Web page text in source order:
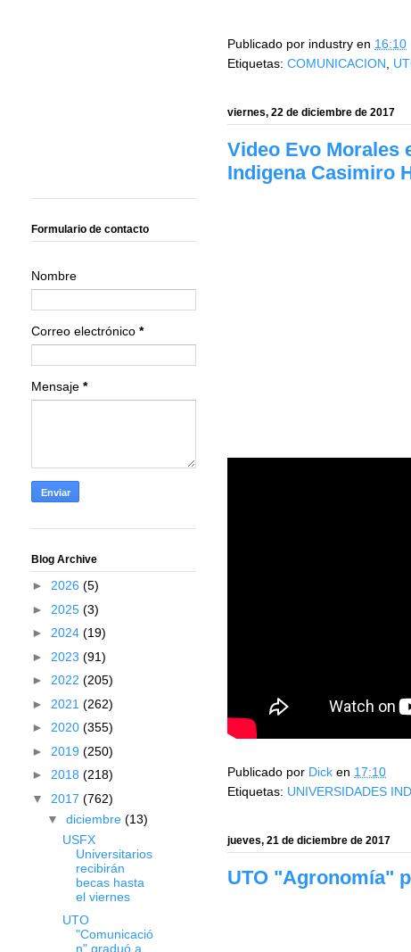
Publicado por industry en 16:10
Etiquetas: COMUNICACION
viernes, 22 de diciembre de 2017
Video Evo Morales
Indigena Casimiro
Publicado por Dick en 17:10
Etiquetas: UNIVERSIDADES
jueves, 21 de diciembre de 2017
UTO "Agronomía"
Formulario de contacto
Nombre
Correo electrónico *
Mensaje *
Blog Archive
► 2026 (5)
► 2025 (3)
► 2024 (19)
► 2023 (91)
► 2022 (205)
► 2021 (262)
► 2020 (355)
► 2019 (250)
► 2018 (218)
▼ 2017 (762)
▼ diciembre (13)
USFX
Universitarios
recibirán
becas hasta
el viernes
UTO
"Comunicació
n" graduó a